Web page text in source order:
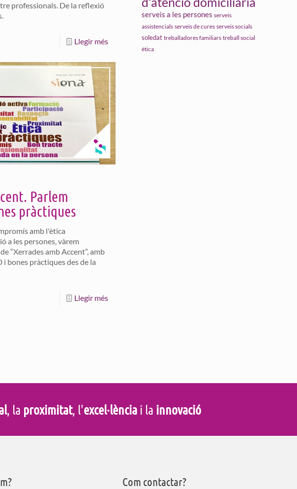
professionals. De la reflexió
Llegir més
Parlem
pràctiques
amb l'ètica
a les persones, vàrem
“Xerrades amb Accent”, amb
i bones pràctiques des de la
Llegir més
serveis a les persones serveis
assistencials serveis de cures serveis socials
soledat treballadores familiars treball social
ètica
, la proximitat, l'excel·lènciai la innovació
Com contactar?